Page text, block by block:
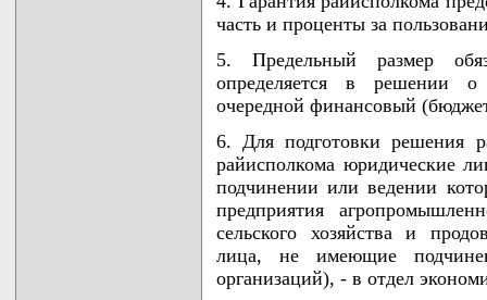
часть и проценты за
5. Предельный размер
определяется в решении
очередной финансовый
6. Для подготовки решения
райисполкома юридические
подчинении или ведении
предприятия
сельского хозяйства и
лица, не имеющие
организаций), - в отдел